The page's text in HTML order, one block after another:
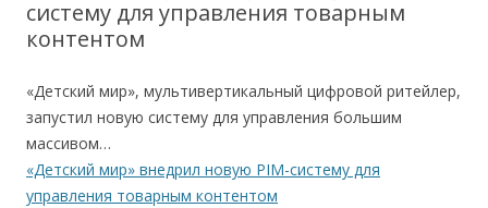
систему для управления товарным
контентом
«Детский мир», мультивертикальный цифровой ритейлер,
запустил новую систему для управления большим
массивом…
«Детский мир» внедрил новую PIM-систему для
управления товарным контентом